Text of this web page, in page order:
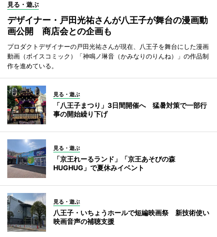
見る・遊ぶ
デザイナー・戸田光祐さんが八王子が舞台の漫画動
画公開 商店会との企画も
プロダクトデザイナーの戸田光祐さんが現在、八王子を舞台にした漫画
動画（ボイスコミック）「神鳴ノ琳音（かみなりのりんね）」の作品制
作を進めている。
見る・遊ぶ
「八王子まつり」3日間開催へ 猛暑対策で一部行
事の開始繰り下げ
見る・遊ぶ
「京王れーるランド」「京王あそびの森
HUGHUG」で夏休みイベント
見る・遊ぶ
八王子・いちょうホールで短編映画祭 新技術使い
映画音声の補聴支援